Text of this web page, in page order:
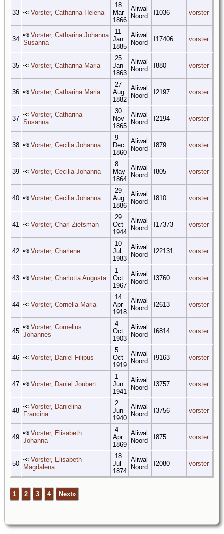
33 Vorster, Catharina Helena
18
Mar
1866
Aliwal
Noord
I1036 vorster
34
Vorster, Catharina Johanna
Susanna
11
Jan
1885
Aliwal
Noord
I17406 vorster
35 Vorster, Catharina Maria
25
Jan
1863
Aliwal
Noord
I880 vorster
36 Vorster, Catharina Maria
27
Aug
1882
Aliwal
Noord
I2197 vorster
37
Vorster, Catharina
Susanna
30
Nov
1865
Aliwal
Noord
I2194 vorster
38 Vorster, Cecilia Johanna
9
Dec
1860
Aliwal
Noord
I879 vorster
39 Vorster, Cecilia Johanna
8
May
1864
Aliwal
Noord
I805 vorster
40 Vorster, Cecilia Johanna
29
Aug
1886
Aliwal
Noord
I810 vorster
41 Vorster, Charl Zietsman
29
Oct
1944
Aliwal
Noord
I17373 vorster
42 Vorster, Charlene
10
Jul
1983
Aliwal
Noord
I22131 vorster
43 Vorster, Charlotta Augusta
1
Oct
1967
Aliwal
Noord
I3760 vorster
44 Vorster, Cornelia Maria
14
Apr
1918
Aliwal
Noord
I2613 vorster
45
Vorster, Cornelius
Johannes
4
Oct
1903
Aliwal
Noord
I6814 vorster
46 Vorster, Daniel Filipus
5
Oct
1919
Aliwal
Noord
I9163 vorster
47 Vorster, Daniel Joubert
1
Jun
1941
Aliwal
Noord
I3757 vorster
48
Vorster, Danielina
Francina
2
Jun
1940
Aliwal
Noord
I3756 vorster
49
Vorster, Elisabeth
Johanna
4
Apr
1869
Aliwal
Noord
I875 vorster
50
Vorster, Elisabeth
Magdalena
18
Jul
1874
Aliwal
Noord
I2080 vorster
1 2 3 4 Next»